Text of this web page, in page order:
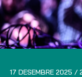
17 DESEMBRE 2025